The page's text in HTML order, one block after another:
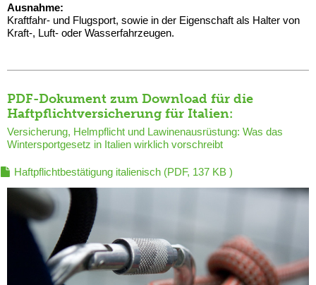
Ausnahme:
Kraftfahr- und Flugsport, sowie in der Eigenschaft als Halter von
Kraft-, Luft- oder Wasserfahrzeugen.
PDF-Dokument zum Download für die
Haftpflichtversicherung für Italien:
Versicherung, Helmpflicht und Lawinenausrüstung: Was das
Wintersportgesetz in Italien wirklich vorschreibt
Haftpflichtbestätigung italienisch (PDF, 137 KB )